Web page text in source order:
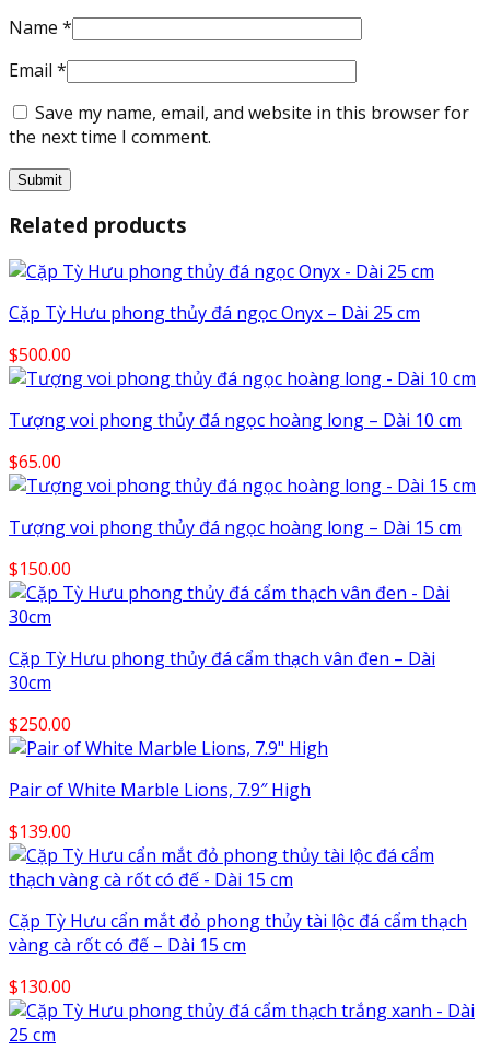
Name *
Email *
Save my name, email, and website in this browser for
the next time I comment.
Related products
Cặp Tỳ Hưu phong thủy đá ngọc Onyx – Dài 25 cm
$500.00
Tượng voi phong thủy đá ngọc hoàng long – Dài 10 cm
$65.00
Tượng voi phong thủy đá ngọc hoàng long – Dài 15 cm
$150.00
Cặp Tỳ Hưu phong thủy đá cẩm thạch vân đen – Dài
30cm
$250.00
Pair of White Marble Lions, 7.9″ High
$139.00
Cặp Tỳ Hưu cẩn mắt đỏ phong thủy tài lộc đá cẩm thạch
vàng cà rốt có đế – Dài 15 cm
$130.00